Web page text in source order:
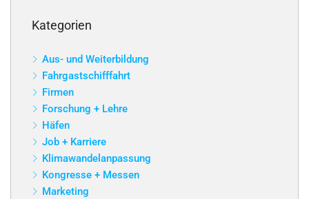
Kategorien
Aus- und Weiterbildung
Fahrgastschifffahrt
Firmen
Forschung + Lehre
Häfen
Job + Karriere
Klimawandelanpassung
Kongresse + Messen
Marketing